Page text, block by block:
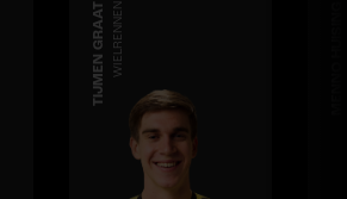
TIJMEN GRAATWIELRENNEN